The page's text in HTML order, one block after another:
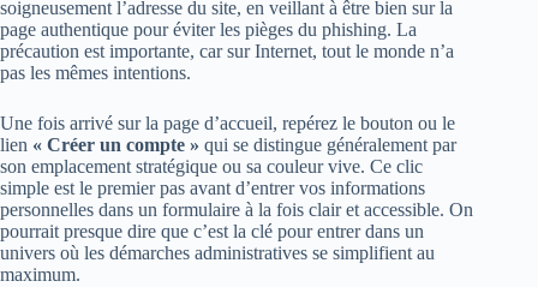
soigneusement l’adresse du site, en veillant à être bien sur la
page authentique pour éviter les pièges du phishing. La
précaution est importante, car sur Internet, tout le monde n’a
pas les mêmes intentions.
Une fois arrivé sur la page d’accueil, repérez le bouton ou le
lien « Créer un compte » qui se distingue généralement par
son emplacement stratégique ou sa couleur vive. Ce clic
simple est le premier pas avant d’entrer vos informations
personnelles dans un formulaire à la fois clair et accessible. On
pourrait presque dire que c’est la clé pour entrer dans un
univers où les démarches administratives se simplifient au
maximum.